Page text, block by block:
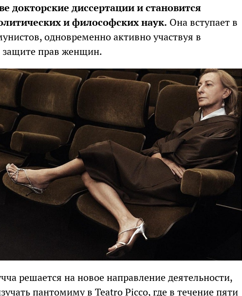
докторские диссертации и становится
и философских наук. Она вступает в
одновременно активно участвуя в
прав женщин.
решается на новое направление деятельности,
пантомиму в Teatro Picco, где в течение пяти